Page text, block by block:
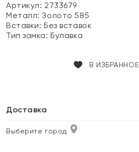
Артикул: 2733679
Металл:Золото 585
Вставки:Без вставок
Тип замка:Булавка
В ИЗБРАННОЕ
Доставка
Выберите город